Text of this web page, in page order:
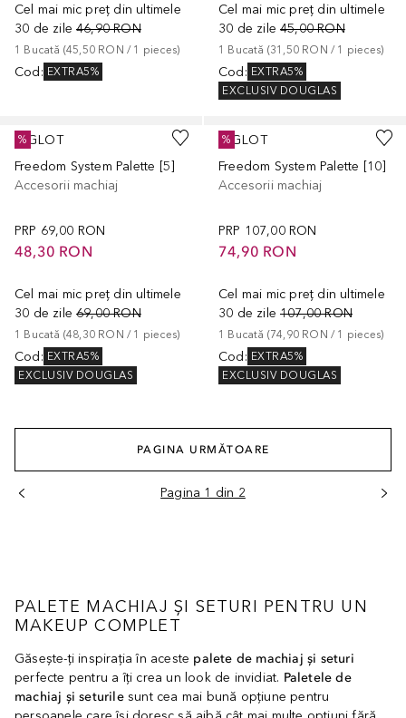
Cel mai mic preț din ultimele
30 de zile 46,90 RON
1 Bucată (45,50 RON / 1 pieces)
Cod : EXTRA5%
Cel mai mic preț din ultimele
30 de zile 45,00 RON
1 Bucată (31,50 RON / 1 pieces)
Cod : EXTRA5%
EXCLUSIV DOUGLAS
INGLOT
Freedom System Palette [5]
Accesorii machiaj
PRP 69,00 RON
48,30 RON
Cel mai mic preț din ultimele
30 de zile 69,00 RON
1 Bucată (48,30 RON / 1 pieces)
Cod : EXTRA5%
EXCLUSIV DOUGLAS
%
INGLOT
Freedom System Palette [10]
Accesorii machiaj
PRP 107,00 RON
74,90 RON
Cel mai mic preț din ultimele
30 de zile 107,00 RON
1 Bucată (74,90 RON / 1 pieces)
Cod : EXTRA5%
EXCLUSIV DOUGLAS
%
PAGINA URMĂTOARE
Pagina 1 din 2
PALETE MACHIAJ ȘI SETURI PENTRU UN
MAKEUP COMPLET
Găsește-ți inspirația în aceste palete de machiaj și seturi
perfecte pentru a îți crea un look de invidiat. Paletele de
machiaj și seturile sunt cea mai bună opțiune pentru